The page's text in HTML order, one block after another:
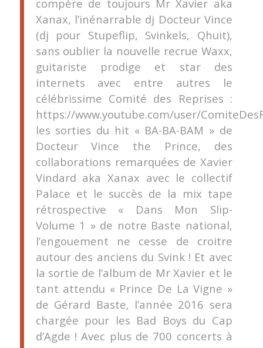
compère de toujours Mr Xavier aka
Xanax, l’inénarrable dj Docteur Vince
(dj pour Stupeflip, Svinkels, Qhuit),
sans oublier la nouvelle recrue Waxx,
guitariste prodige et star des
internets avec entre autres le
célébrissime Comité des Reprises :
https://www.youtube.com/user/
les sorties du hit « BA-BA-BAM » de
Docteur Vince the Prince, des
collaborations remarquées de Xavier
Vindard aka Xanax avec le collectif
Palace et le succès de la mix tape
rétrospective « Dans Mon Slip-
Volume 1 » de notre Baste national,
l’engouement ne cesse de croitre
autour des anciens du Svink ! Et avec
la sortie de l’album de Mr Xavier et le
tant attendu « Prince De La Vigne »
de Gérard Baste, l’année 2016 sera
chargée pour les Bad Boys du Cap
d’Agde ! Avec plus de 700 concerts à